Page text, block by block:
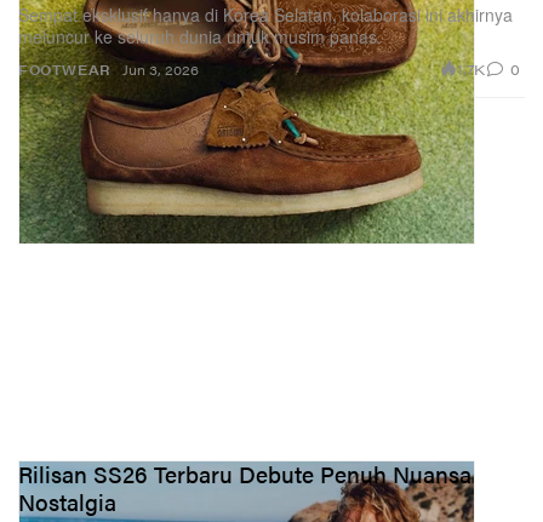
FOOTWEAR
Sempat eksklusif hanya di Korea Selatan, kolaborasi ini akhirnya
meluncur ke seluruh dunia untuk musim panas.
Jun 3, 2026 1.7K 0
Rilisan SS26 Terbaru Debute Penuh Nuansa
Nostalgia